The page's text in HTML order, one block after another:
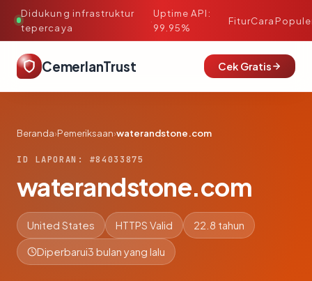
Didukung infrastruktur
tepercaya
·
Uptime API:
99.95%
FiturCara
CemerlanTrust Cek Gratis
Beranda›Pemeriksaan›waterandstone.com
ID LAPORAN: #84033875
waterandstone.com
United States HTTPS Valid 22.8 tahun
Diperbarui3 bulan yang lalu